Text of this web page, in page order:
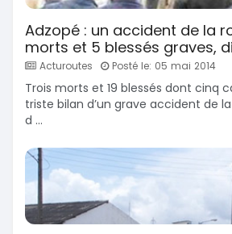
Adzopé : un accident de la
morts et 5 blessés graves,
Acturoutes Posté le: 05 mai 2014
Trois morts et 19 blessés dont cinq
triste bilan d’un grave accident de
d ...